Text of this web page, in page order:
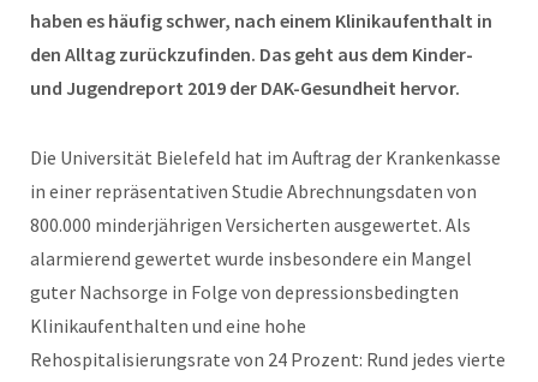
haben es häufig schwer, nach einem Klinikaufenthalt in
den Alltag zurückzufinden. Das geht aus dem Kinder-
und Jugendreport 2019 der DAK-Gesundheit hervor.
Die Universität Bielefeld hat im Auftrag der Krankenkasse
in einer repräsentativen Studie Abrechnungsdaten von
800.000 minderjährigen Versicherten ausgewertet. Als
alarmierend gewertet wurde insbesondere ein Mangel
guter Nachsorge in Folge von depressionsbedingten
Klinikaufenthalten und eine hohe
Rehospitalisierungsrate von 24 Prozent: Rund jedes vierte